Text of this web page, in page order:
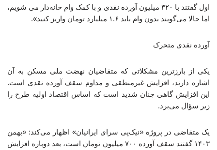
اول گفتند با ۳۲۰ میلیون آورده نقدی و با کمک وام خانه‌دار می شویم،
اما حالا می‌گویند بدون وام باید ۱.۶ میلیارد تومان واریز کنید».
آورده نقدی متحرک
یکی از بارزترین مشکلاتی که متقاضیان نهضت ملی مسکن به آن
اشاره دارند، افزایش غیرمنطقی و مداوم سقف آورده نقدی است.
این افزایش گاهی چنان شدید است که اساس اقتصاد اولیه طرح را
زیر سؤال می‌برد.
یک متقاضی در پروژه «نیک‌پی سرای ایرانیان» اظهار می‌کند: «بهمن
۱۴۰۳ گفتند سقف آورده ۷۰۰ میلیون تومان است، بعد دوباره افزایش